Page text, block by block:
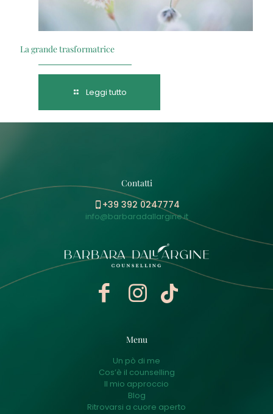
La grande trasformatrice
Leggi tutto
Contatti
+39 392 0247774
info@barbaradallargine.it
Menu
Un pò di me
Cos’è il counselling
Il mio approccio
Blog
Ritrovarsi a cuore aperto